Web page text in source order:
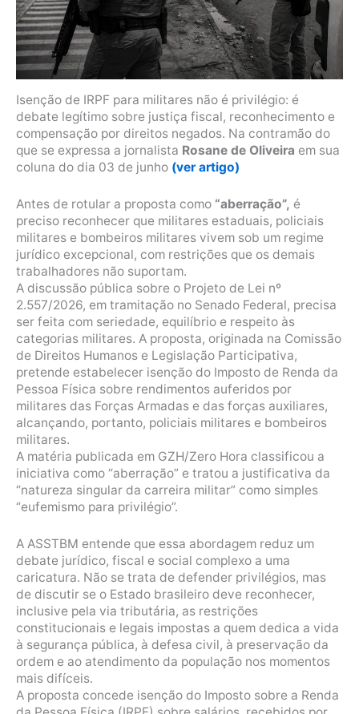
Isenção de IRPF para militares não é privilégio: é
debate legítimo sobre justiça fiscal, reconhecimento e
compensação por direitos negados. Na contramão do
que se expressa a jornalista Rosane de Oliveira em sua
coluna do dia 03 de junho (ver artigo)
Antes de rotular a proposta como “aberração”, é
preciso reconhecer que militares estaduais, policiais
militares e bombeiros militares vivem sob um regime
jurídico excepcional, com restrições que os demais
trabalhadores não suportam.
A discussão pública sobre o Projeto de Lei nº
2.557/2026, em tramitação no Senado Federal, precisa
ser feita com seriedade, equilíbrio e respeito às
categorias militares. A proposta, originada na Comissão
de Direitos Humanos e Legislação Participativa,
pretende estabelecer isenção do Imposto de Renda da
Pessoa Física sobre rendimentos auferidos por
militares das Forças Armadas e das forças auxiliares,
alcançando, portanto, policiais militares e bombeiros
militares.
A matéria publicada em GZH/Zero Hora classificou a
iniciativa como “aberração” e tratou a justificativa da
“natureza singular da carreira militar” como simples
“eufemismo para privilégio”.
A ASSTBM entende que essa abordagem reduz um
debate jurídico, fiscal e social complexo a uma
caricatura. Não se trata de defender privilégios, mas
de discutir se o Estado brasileiro deve reconhecer,
inclusive pela via tributária, as restrições
constitucionais e legais impostas a quem dedica a vida
à segurança pública, à defesa civil, à preservação da
ordem e ao atendimento da população nos momentos
mais difíceis.
A proposta concede isenção do Imposto sobre a Renda